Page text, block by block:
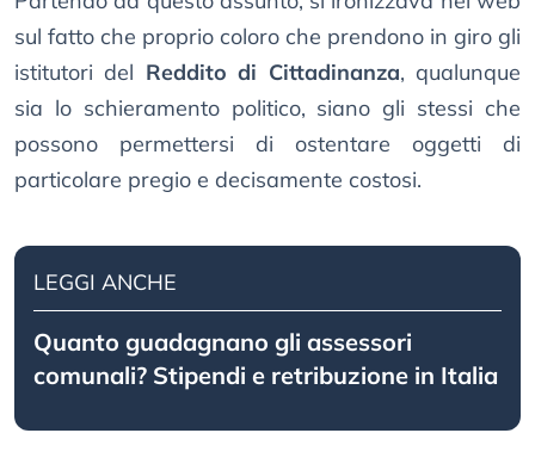
sul fatto che proprio coloro che prendono in giro gli
istitutori del Reddito di Cittadinanza, qualunque
sia lo schieramento politico, siano gli stessi che
possono permettersi di ostentare oggetti di
particolare pregio e decisamente costosi.
LEGGI ANCHE
Quanto guadagnano gli assessori
comunali? Stipendi e retribuzione in Italia